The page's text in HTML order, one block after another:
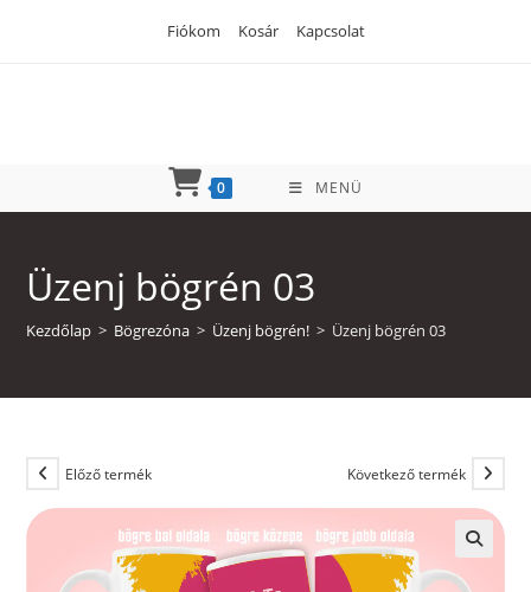
Fiókom Kosár Kapcsolat
0 MENÜ
Üzenj bögrén 03
Kezdőlap > Bögrezóna > Üzenj bögrén! > Üzenj bögrén 03
Előző termék Következő termék